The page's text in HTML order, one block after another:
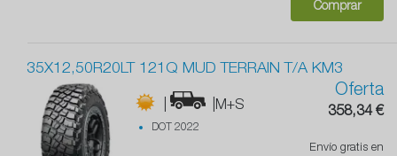
Comprar
35X12,50R20LT 121Q MUD TERRAIN T/A KM3
| |M+S
DOT 2022
Oferta
358,34 €
Envío gratis en